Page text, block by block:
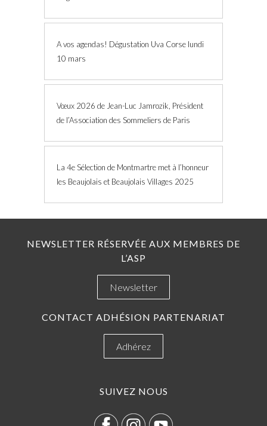
A vos agendas! Dégustation Uva Corse lundi
10 mars
Vœux 2026 de Jean-Luc Jamrozik, Président
de l’Association des Sommeliers de Paris
La 4e Sélection de Montmartre met à l’honneur
les Beaujolais et Beaujolais Villages 2025
NEWSLETTER RÉSERVÉE AUX MEMBRES DE
L’ASP
Newsletter
CONTACT ADHÉSION PARTENARIAT
Adhérez
SUIVEZ NOUS